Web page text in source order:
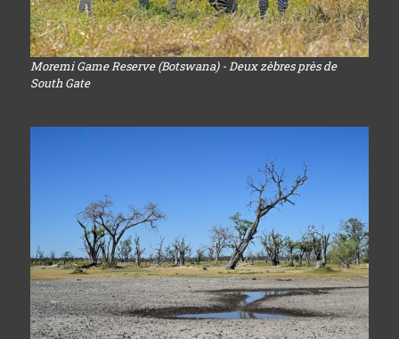
Moremi Game Reserve (Botswana) - Deux zèbres près de
South Gate